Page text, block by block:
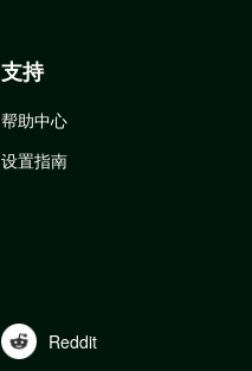
支持
帮助中心
设置指南
Reddit